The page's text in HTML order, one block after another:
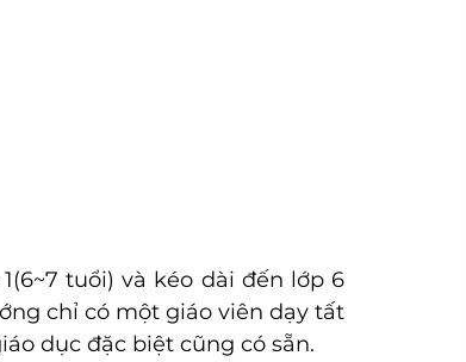
tuổi) và kéo dài đến lớp 6
chỉ có một giáo viên dạy tất
dục đặc biệt cũng có sẵn.